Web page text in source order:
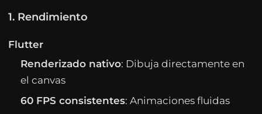
1. Rendimiento
Flutter
Renderizado nativo: Dibuja directamente en
el canvas
60 FPS consistentes: Animaciones fluidas